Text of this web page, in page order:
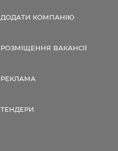
ДОДАТИ КОМПАНІЮ
РОЗМІЩЕННЯ ВАКАНСІЇ
РЕКЛАМА
ТЕНДЕРИ